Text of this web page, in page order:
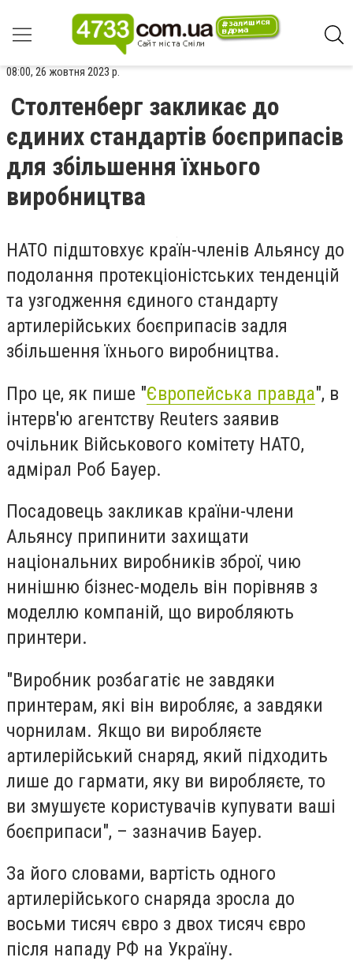
08:00, 26 жовтня 2023 р.
Столтенберг закликає до
єдиних стандартів боєприпасів
для збільшення їхнього
виробництва
НАТО підштовхує країн-членів Альянсу до
подолання протекціоністських тенденцій
та узгодження єдиного стандарту
артилерійських боєприпасів задля
збільшення їхнього виробництва.
Про це, як пише "Європейська правда", в
інтерв'ю агентству Reuters заявив
очільник Військового комітету НАТО,
адмірал Роб Бауер.
Посадовець закликав країни-члени
Альянсу припинити захищати
національних виробників зброї, чию
нинішню бізнес-модель він порівняв з
моделлю компаній, що виробляють
принтери.
"Виробник розбагатіє не завдяки
принтерам, які він виробляє, а завдяки
чорнилам. Якщо ви виробляєте
артилерійський снаряд, який підходить
лише до гармати, яку ви виробляєте, то
ви змушуєте користувачів купувати ваші
боєприпаси", – зазначив Бауер.
За його словами, вартість одного
артилерійського снаряда зросла до
восьми тисяч євро з двох тисяч євро
після нападу РФ на Україну.